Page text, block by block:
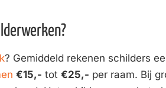
? Gemiddeld rekenen schilders
€15,- tot €25,- per raam. Bij